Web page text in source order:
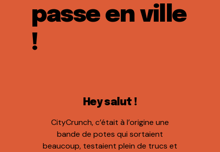
passe en ville
!
Hey salut !
CityCrunch, c’était à l’origine une
bande de potes qui sortaient
beaucoup, testaient plein de trucs et